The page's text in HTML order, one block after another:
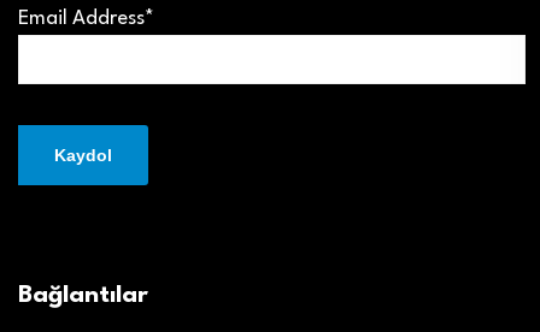
Email Address*
Bağlantılar